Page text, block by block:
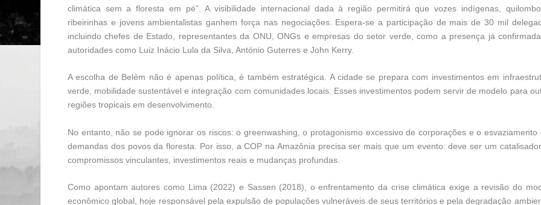
climática sem a floresta em pé”. A visibilidade internacional dada à região permitirá que vozes indígenas,
ribeirinhas e jovens ambientalistas ganhem força nas negociações. Espera-se a participação de mais de 30 mil
incluindo chefes de Estado, representantes da ONU, ONGs e empresas do setor verde, como a presença já
autoridades como Luiz Inácio Lula da Silva, António Guterres e John Kerry.
A escolha de Belém não é apenas política, é também estratégica. A cidade se prepara com investimentos em
verde, mobilidade sustentável e integração com comunidades locais. Esses investimentos podem servir de modelo para
regiões tropicais em desenvolvimento.
No entanto, não se pode ignorar os riscos: o greenwashing, o protagonismo excessivo de corporações e o esvaziamento
demandas dos povos da floresta. Por isso, a COP na Amazônia precisa ser mais que um evento: deve ser um
compromissos vinculantes, investimentos reais e mudanças profundas.
Como apontam autores como Lima (2022) e Sassen (2018), o enfrentamento da crise climática exige a revisão do
econômico global, hoje responsável pela expulsão de populações vulneráveis de seus territórios e pela degradação